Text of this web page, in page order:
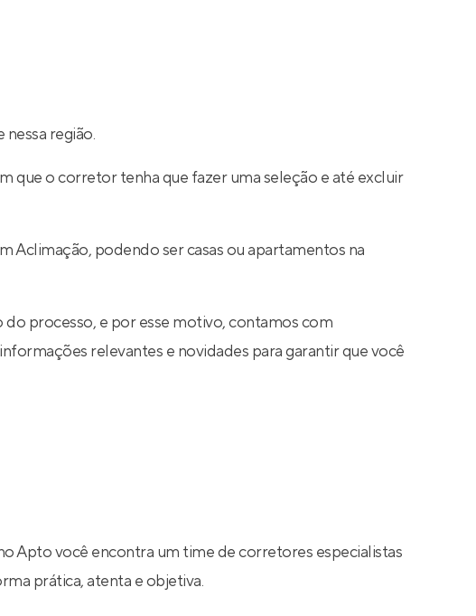
região.
que o corretor tenha que fazer uma seleção e até excluir
Aclimação, podendo ser casas ou apartamentos na
processo, e por esse motivo, contamos com
relevantes e novidades para garantir que você
Apto você encontra um time de corretores especialistas
prática, atenta e objetiva.